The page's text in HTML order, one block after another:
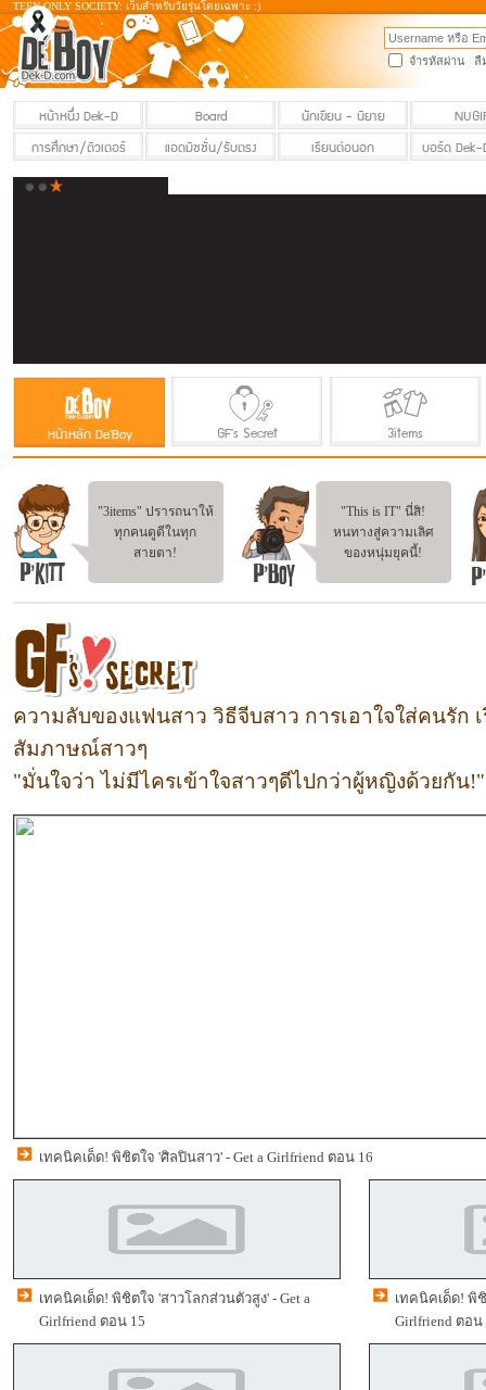
TEEN ONLY SOCIETY: เว็บสำหรับวัยรุ่นโดยเฉพาะ :)
จำรหัสผ่าน ลื
หน้าหนึ่ง Dek-D Board นักเขียน - นิยาย
การศึกษา/ติวเตอร์
แอดมิชชั่น/รับตรง เรียนต่อนอก บอร์ด
หน้าหลัก De'Boy GF's Secret 3items
"3items" ปรารถนาให้
ทุกคนดูดีในทุก
สายตา!
"This is IT" นี่สิ!
หนทางสู่ความเลิศ
ของหนุ่มยุคนี้!
ความลับของแฟนสาว วิธีจีบสาว การเอาใจใส่คนรัก เ
สัมภาษณ์สาวๆ
"มั่นใจว่า ไม่มีไครเข้าใจสาวๆดีไปกว่าผู้หญิงด้วยกัน!"
เทคนิคเด็ด! พิชิตใจ 'ศิลปินสาว' - Get a Girlfriend ตอน 16
เทคนิคเด็ด! พิชิตใจ 'สาวโลกส่วนตัวสูง' - Get a
Girlfriend ตอน 15
เทคนิคเด็ด! พิ
Girlfriend ตอน